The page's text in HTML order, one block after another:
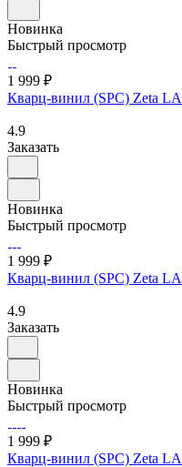
Новинка
Быстрый просмотр
1 999 ₽
Кварц-винил (SPC) Zeta
4.9
Заказать
Новинка
Быстрый просмотр
1 999 ₽
Кварц-винил (SPC) Zeta
4.9
Заказать
Новинка
Быстрый просмотр
1 999 ₽
Кварц-винил (SPC) Zeta